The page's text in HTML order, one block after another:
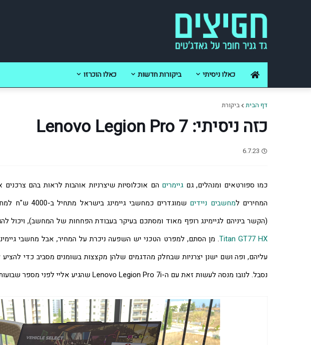
כאלו ניסיתי ביקורות חדשות כאלו הוכרזו
דף הבית ביקורת
כזה ניסיתי: Lenovo Legion Pro 7
6.7.23
כמו ספורטאים ומנהלים, גם גיימרים
המחירים למחשבים ניידים
(הקשר ביניהם לגיימינג רופף מאוד ומסתכם בעיקר בעבודת הפחחות של המחשב), ויכול להגיע כמעט עד 30,000
Titan GT77 HX
נסבל. לנובו מנסה לעשות זאת עם ה-Lenovo Legion Pro 7i שהגיע אליי לפני מספר שבועות.